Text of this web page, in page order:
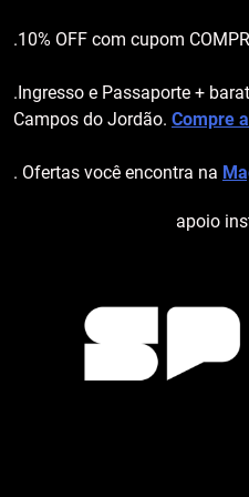
.10% OFF com cupom
.Ingresso e Passaporte +
Campos do Jordão. Compre
. Ofertas você encontra na
apoio